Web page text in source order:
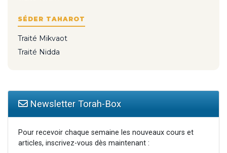
SÉDER TAHAROT
Traité Mikvaot
Traité Nidda
Newsletter Torah-Box
Pour recevoir chaque semaine les nouveaux cours et
articles, inscrivez-vous dès maintenant :